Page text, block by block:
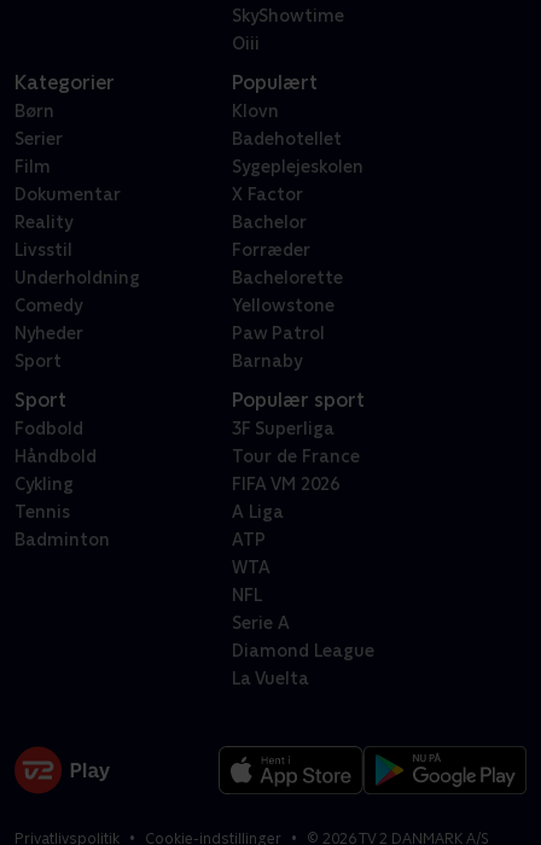
SkyShowtime
Oiii
Kategorier
Børn
Serier
Film
Dokumentar
Reality
Livsstil
Underholdning
Comedy
Nyheder
Sport
Populært
Klovn
Badehotellet
Sygeplejeskolen
X Factor
Bachelor
Forræder
Bachelorette
Yellowstone
Paw Patrol
Barnaby
Sport
Fodbold
Håndbold
Cykling
Tennis
Badminton
Populær sport
3F Superliga
Tour de France
FIFA VM 2026
A Liga
ATP
WTA
NFL
Serie A
Diamond League
La Vuelta
Privatlivspolitik Cookie-indstillinger © 2026TV 2 DANMARK A/S